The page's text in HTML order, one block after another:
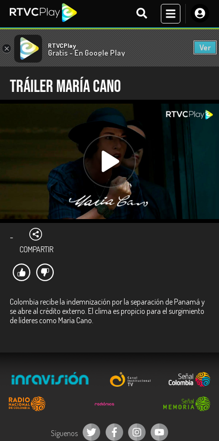
× RTVCPlay
Gratis - En Google Play
Ver
Tráiler María Cano
-
COMPARTIR
Colombia recibe la indemnización por la separación de Panamá y
se abre al crédito externo. El clima es propicio para el surgimiento
de líderes como María Cano.
Síguenos